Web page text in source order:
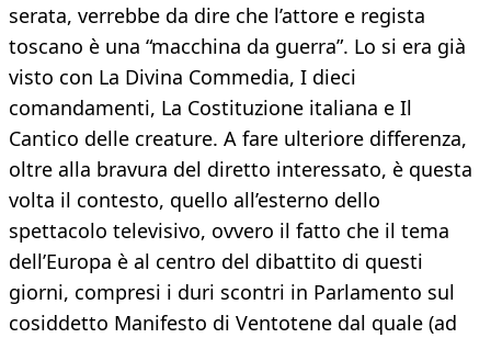
serata, verrebbe da dire che l’attore e regista
toscano è una “macchina da guerra”. Lo si era già
visto con La Divina Commedia, I dieci
comandamenti, La Costituzione italiana e Il
Cantico delle creature. A fare ulteriore differenza,
oltre alla bravura del diretto interessato, è questa
volta il contesto, quello all’esterno dello
spettacolo televisivo, ovvero il fatto che il tema
dell’Europa è al centro del dibattito di questi
giorni, compresi i duri scontri in Parlamento sul
cosiddetto Manifesto di Ventotene dal quale (ad